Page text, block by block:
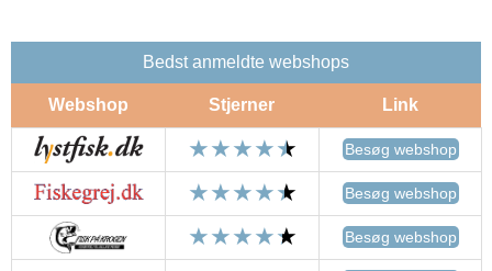
Bedst anmeldte webshops
Webshop Stjerner Link
Besøg webshop
Besøg webshop
Besøg webshop